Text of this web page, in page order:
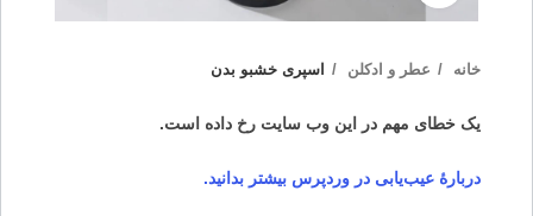
خانه عطر و ادکلن اسپری خشبو بدن
یک خطای مهم در این وب سایت رخ داده است.
دربارهٔ عیب‌یابی در وردپرس بیشتر بدانید.